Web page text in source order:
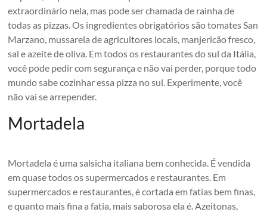
extraordinário nela, mas pode ser chamada de rainha de
todas as pizzas. Os ingredientes obrigatórios são tomates San
Marzano, mussarela de agricultores locais, manjericão fresco,
sal e azeite de oliva. Em todos os restaurantes do sul da Itália,
você pode pedir com segurança e não vai perder, porque todo
mundo sabe cozinhar essa pizza no sul. Experimente, você
não vai se arrepender.
Mortadela
Mortadela é uma salsicha italiana bem conhecida. É vendida
em quase todos os supermercados e restaurantes. Em
supermercados e restaurantes, é cortada em fatias bem finas,
e quanto mais fina a fatia, mais saborosa ela é. Azeitonas,